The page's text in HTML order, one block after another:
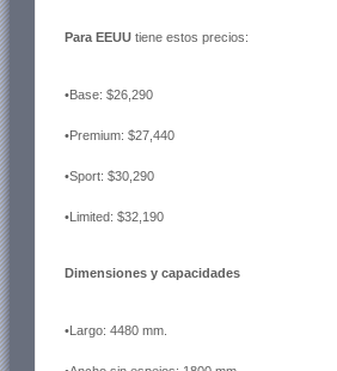
Para EEUU tiene estos precios:
•Base: $26,290
•Premium: $27,440
•Sport: $30,290
•Limited: $32,190
Dimensiones y capacidades
•Largo: 4480 mm.